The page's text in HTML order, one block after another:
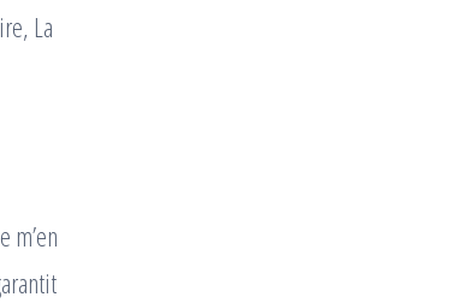
La
m’en